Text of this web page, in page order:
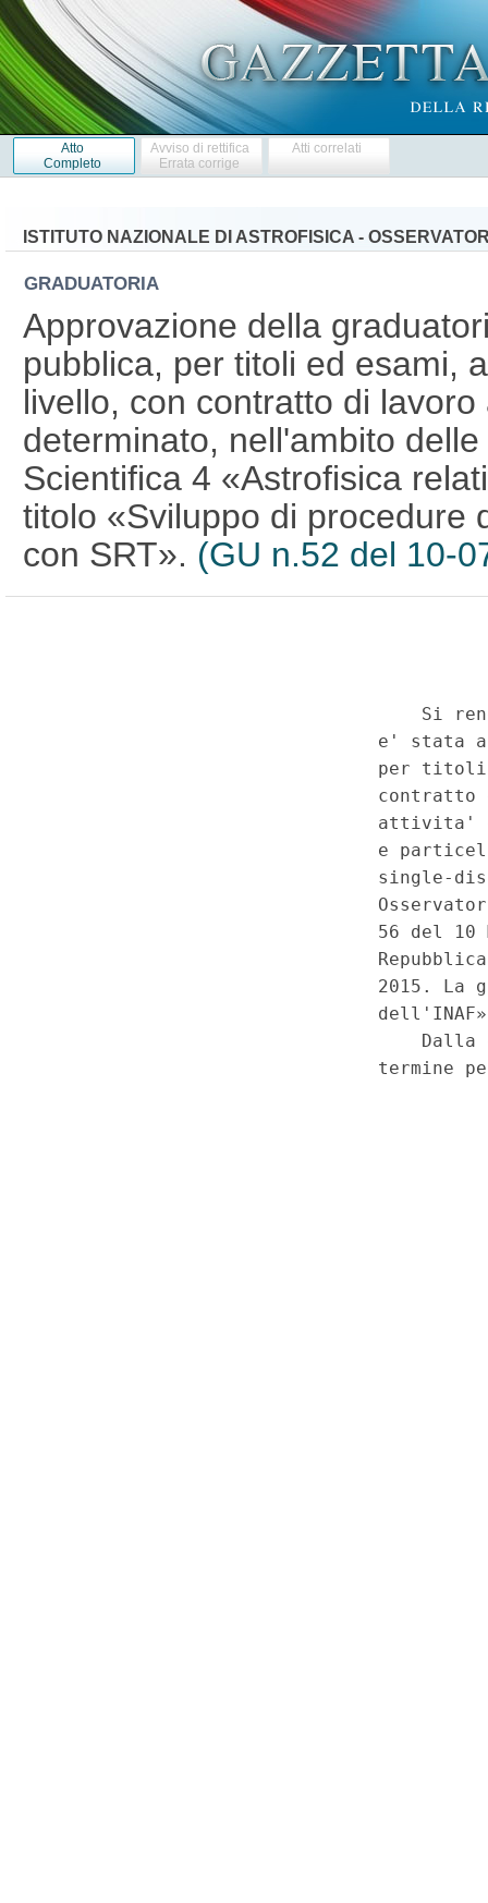
Atto
Completo
Avviso di rettifica
Errata corrige
Atti correlati
ISTITUTO NAZIONALE DI ASTROFISICA -
GRADUATORIA
Approvazione della
pubblica, per titoli ed esami,
livello, con contratto di
determinato, nell'ambito
Scientifica 4 «Astrofisica
titolo «Sviluppo di procedure
con SRT». (GU n.52 del 10-